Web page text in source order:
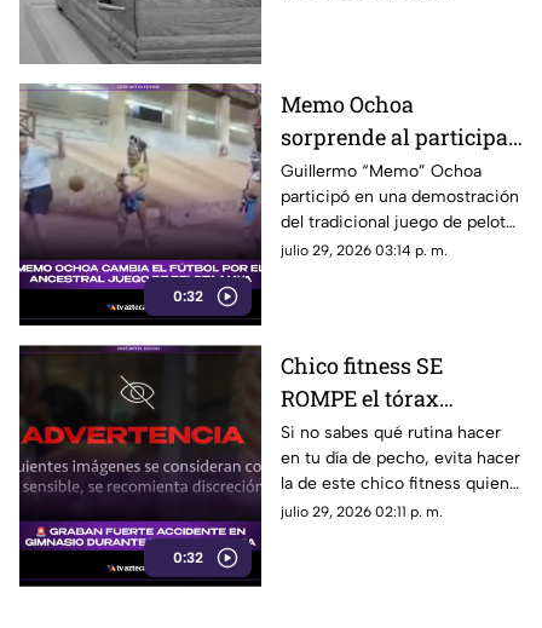
0:32
Memo Ochoa
sorprende al participar
en el ancestral JUEGO
DE PELOTA MAYA en la
Península de Yucatán
Guillermo “Memo” Ochoa
participó en una demostración
del tradicional juego de pelota
maya, Pok-ta-pok.
julio 29, 2026 03:14 p. m.
0:32
Chico fitness SE
ROMPE el tórax
durante grabación de
rutina en press de
banca (+VIDEO)
Si no sabes qué rutina hacer
en tu día de pecho, evita hacer
la de este chico fitness quien,
por grabar un video, terminó
julio 29, 2026 02:11 p. m.